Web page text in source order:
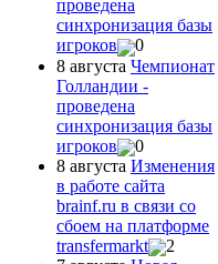
проведена
синхронизация базы
игроков
0
8 августа Чемпионат
Голландии -
проведена
синхронизация базы
игроков
0
8 августа Изменения
в работе сайта
brainf.ru в связи со
сбоем на платформе
transfermarkt
2